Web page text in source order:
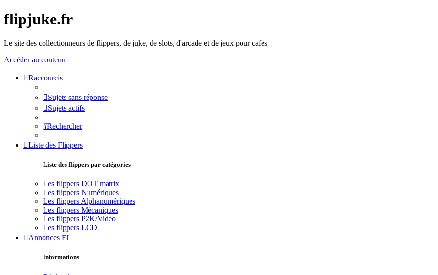
flipjuke.fr
Le site des collectionneurs de flippers, de juke, de slots, d'arcade et de jeux pour cafés
Accéder au contenu
Raccourcis
Sujets sans réponse
Sujets actifs
Rechercher
Liste des Flippers
Liste des flippers par catégories
Les flippers DOT matrix
Les flippers Numériques
Les flippers Alphanumériques
Les flippers Mécaniques
Les flippers P2K/Vidéo
Les flippers LCD
Annonces FJ
Informations